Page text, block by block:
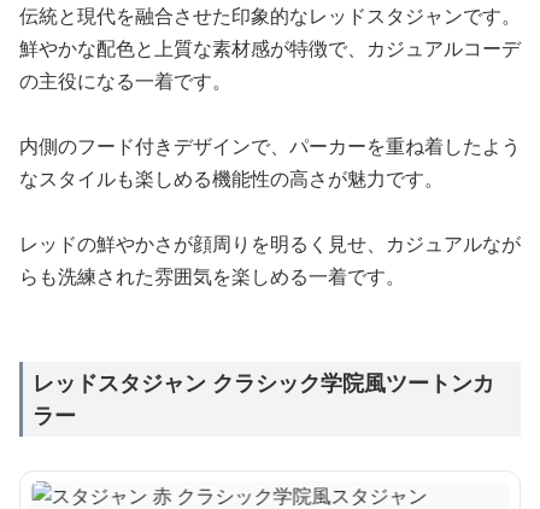
伝統と現代を融合させた印象的なレッドスタジャンです。
鮮やかな配色と上質な素材感が特徴で、カジュアルコーデ
の主役になる一着です。
内側のフード付きデザインで、パーカーを重ね着したよう
なスタイルも楽しめる機能性の高さが魅力です。
レッドの鮮やかさが顔周りを明るく見せ、カジュアルなが
らも洗練された雰囲気を楽しめる一着です。
レッドスタジャン クラシック学院風ツートンカ
ラー